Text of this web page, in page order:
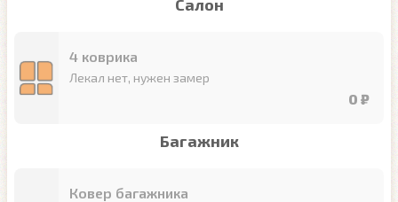
Салон
4 коврика
Лекал нет, нужен замер
0 ₽
Багажник
Ковер багажника